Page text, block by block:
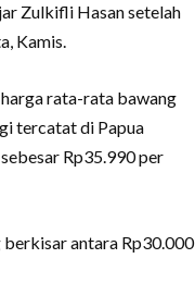
Zulkifli Hasan setelah
Kamis.
rata-rata bawang
tercatat di Papua
Rp35.990 per
berkisar antara Rp30.000